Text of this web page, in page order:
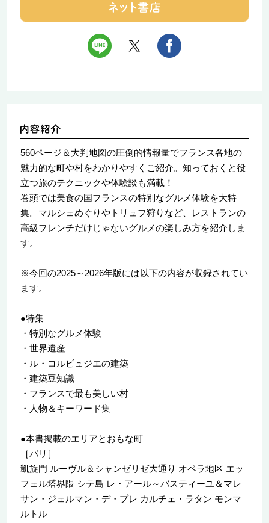
560ページ＆大判地図の圧倒的情報量でフランス各地の
魅力的な町や村をわかりやすくご紹介。知っておくと役
立つ旅のテクニックや体験談も満載！
巻頭では美食の国フランスの特別なグルメ体験を大特
集。マルシェめぐりやトリュフ狩りなど、レストランの
高級フレンチだけじゃないグルメの楽しみ方を紹介しま
す。
※今回の2025～2026年版には以下の内容が収録されてい
ます。
●特集
・特別なグルメ体験
・世界遺産
・ル・コルビュジエの建築
・建築豆知識
・フランスで最も美しい村
・人物＆キーワード集
●本書掲載のエリアとおもな町
［パリ］
凱旋門 ルーヴル＆シャンゼリゼ大通り オペラ地区 エッ
フェル塔界隈 シテ島 レ・アール～バスティーユ＆マレ
サン・ジェルマン・デ・プレ カルチェ・ラタン モンマ
ルトル